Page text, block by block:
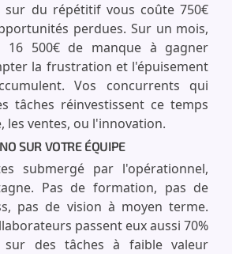
du répétitif vous coûte 750€
perdues. Sur un mois,
16 500€ de manque à gagner
la frustration et l'épuisement
Vos concurrents qui
tâches réinvestissent ce temps
les ventes, ou l'innovation.
SUR VOTRE ÉQUIPE
submergé par l'opérationnel,
Pas de formation, pas de
pas de vision à moyen terme.
passent eux aussi 70%
des tâches à faible valeur